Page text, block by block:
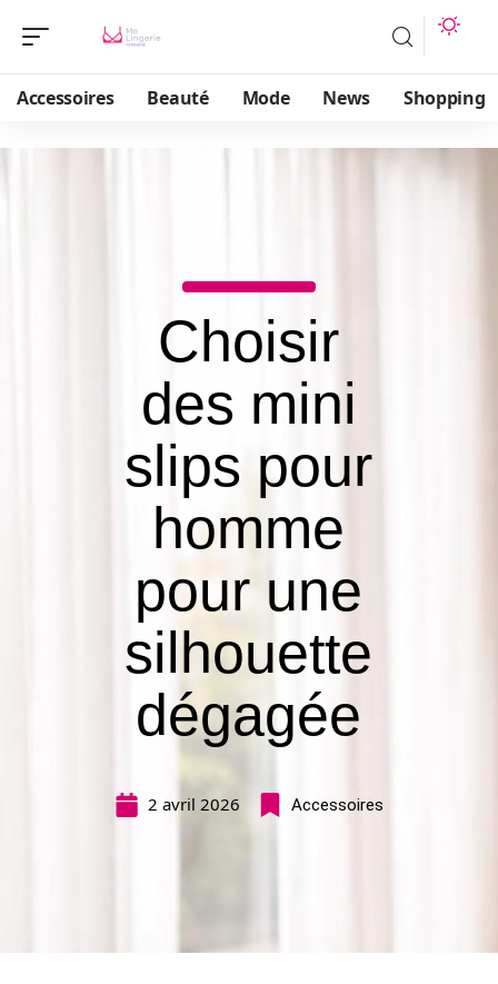
Accessoires Beauté Mode News Shopping
Choisir
des mini
slips pour
homme
pour une
silhouette
dégagée
2 avril 2026 Accessoires